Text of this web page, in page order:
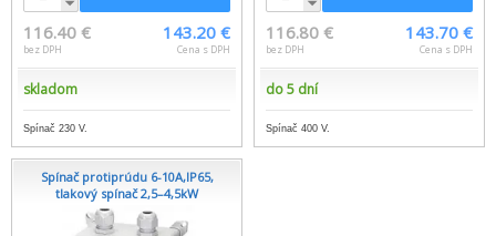
116.40 €
bez DPH
143.20 €
Cena s DPH
skladom
Spínač 230 V.
116.80 €
bez DPH
143.70 €
Cena s DPH
do 5 dní
Spínač 400 V.
Spínač protiprúdu 6-10A,IP65,
tlakový spínač 2,5–4,5kW